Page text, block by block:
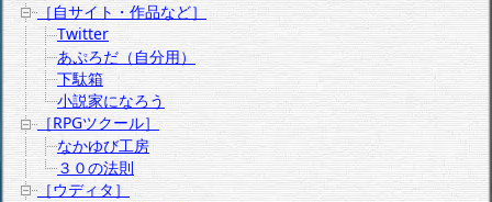
［自サイト・作品など］
Twitter
あぷろだ（自分用）
下駄箱
小説家になろう
［RPGツクール］
なかゆび工房
３０の法則
［ウディタ］